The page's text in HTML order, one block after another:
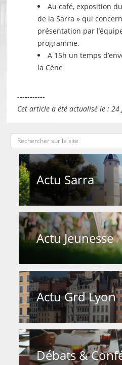
Au café, exposition
de la Sarra » qui
présentation par
programme.
A 15h un temps
la Cène
-----------
Cet article a été actualisé le :
Actu Sarra
Actu Jeunesse
Actu Grd Lyon
Débats &